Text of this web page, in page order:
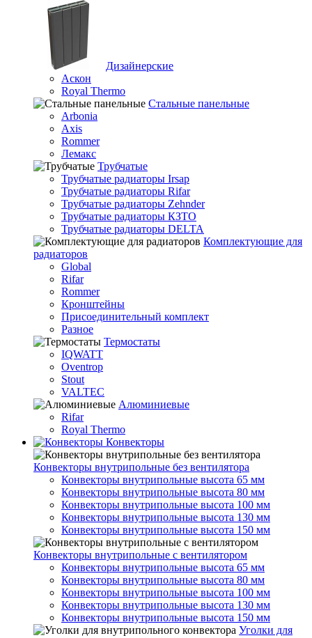
Дизайнерские
Аскон
Royal Thermo
Стальные панельные
Arbonia
Axis
Rommer
Лемакс
Трубчатые
Трубчатые радиаторы Irsap
Трубчатые радиаторы Rifar
Трубчатые радиаторы Zehnder
Трубчатые радиаторы КЗТО
Трубчатые радиаторы DELTA
Комплектующие для
радиаторов
Global
Rifar
Rommer
Кронштейны
Присоединительный комплект
Разное
Термостаты
IQWATT
Oventrop
Stout
VALTEC
Алюминиевые
Rifar
Royal Thermo
Конвекторы
Конвекторы внутрипольные без вентилятора
Конвекторы внутрипольные высота 65 мм
Конвекторы внутрипольные высота 80 мм
Конвекторы внутрипольные высота 100 мм
Конвекторы внутрипольные высота 130 мм
Конвекторы внутрипольные высота 150 мм
Конвекторы внутрипольные с вентилятором
Конвекторы внутрипольные высота 65 мм
Конвекторы внутрипольные высота 80 мм
Конвекторы внутрипольные высота 100 мм
Конвекторы внутрипольные высота 130 мм
Конвекторы внутрипольные высота 150 мм
Уголки для